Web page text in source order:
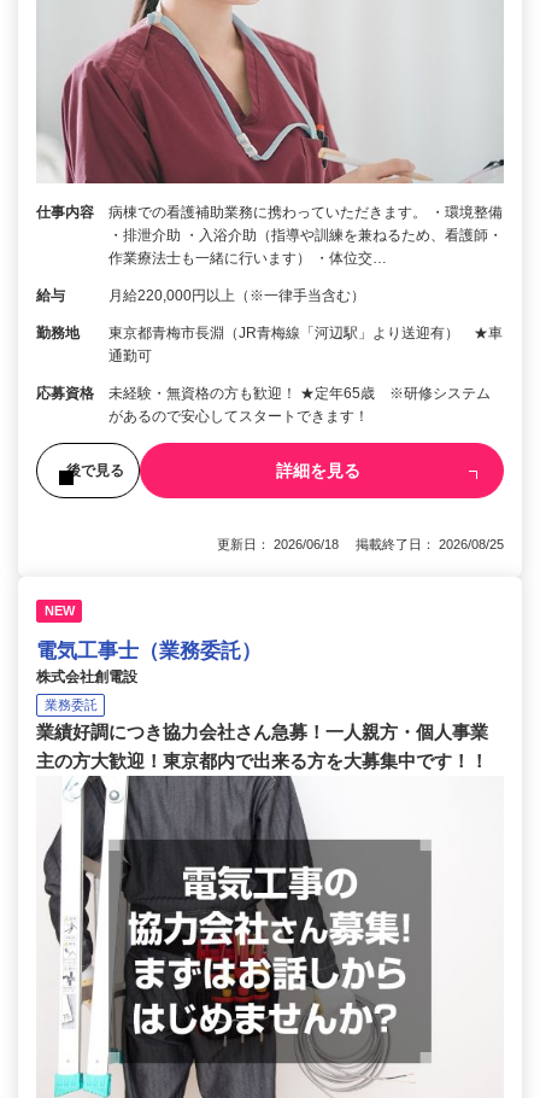
仕事内容
病棟での看護補助業務に携わっていただきます。 ・環境整備
・排泄介助 ・入浴介助（指導や訓練を兼ねるため、看護師・
作業療法士も一緒に行います） ・体位交…
給与 月給220,000円以上（※一律手当含む）
勤務地
東京都青梅市長淵（JR青梅線「河辺駅」より送迎有） ★車
通勤可
応募資格
未経験・無資格の方も歓迎！ ★定年65歳 ※研修システム
があるので安心してスタートできます！
後で見る 詳細を見る
更新日： 2026/06/18 掲載終了日： 2026/08/25
NEW
電気工事士（業務委託）
株式会社創電設
業務委託
業績好調につき協力会社さん急募！一人親方・個人事業
主の方大歓迎！東京都内で出来る方を大募集中です！！